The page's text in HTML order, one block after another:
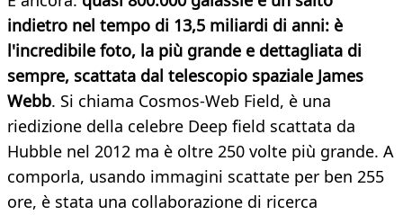
indietro nel tempo di 13,5 miliardi di anni: è
l'incredibile foto, la più grande e dettagliata di
sempre, scattata dal telescopio spaziale James
Webb. Si chiama Cosmos-Web Field, è una
riedizione della celebre Deep field scattata da
Hubble nel 2012 ma è oltre 250 volte più grande. A
comporla, usando immagini scattate per ben 255
ore, è stata una collaborazione di ricerca